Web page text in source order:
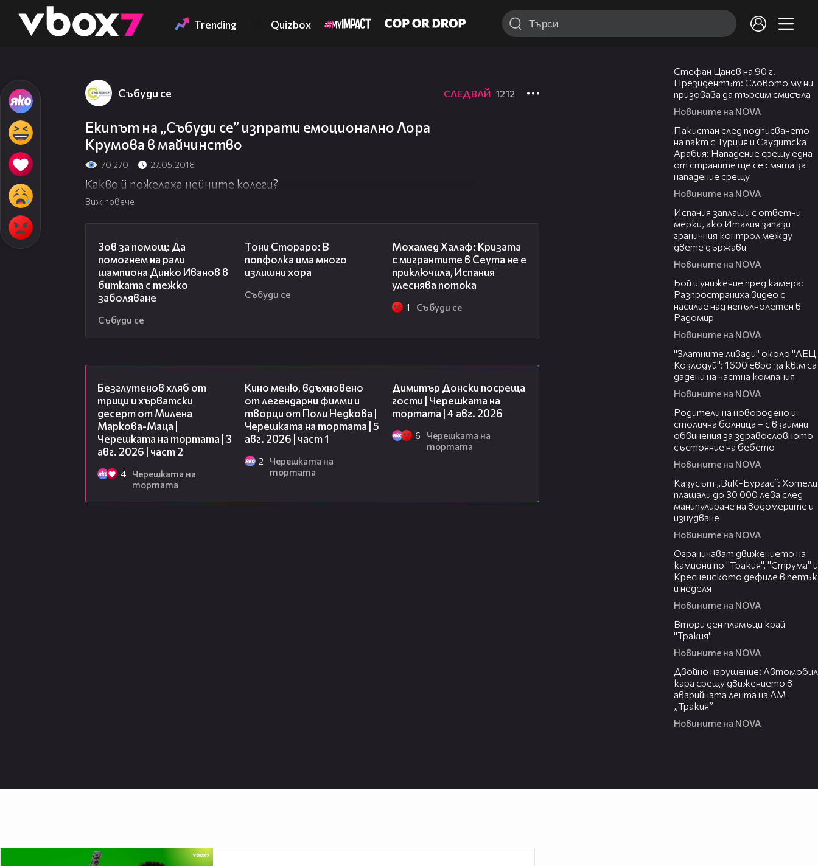
👾 Trending Quizbox
Събуди се СЛЕДВАЙ 1212
Екипът на „Събуди се” изпрати емоционално Лора
Крумова в майчинство
70 270 27.05.2018
Какво й пожелаха нейните колеги?
Виж повече
Зов за помощ: Да
помогнем на рали
шампиона Динко Иванов в
битката с тежко
заболяване
Събуди се
Тони Стораро: В
попфолка има много
излишни хора
Събуди се
Мохамед Халаф: Кризата
с мигрантите в Сеута не е
приключила, Испания
улеснява потока
1 Събуди се
Безглутенов хляб от
трици и хърватски
десерт от Милена
Маркова-Маца |
Черешката на тортата | 3
авг. 2026 | част 2
4
Черешката на
тортата
Кино меню, вдъхновено
от легендарни филми и
творци от Поли Недкова |
Черешката на тортата | 5
авг. 2026 | част 1
2
Черешката на
тортата
Димитър Донски посреща
гости | Черешката на
тортата | 4 авг. 2026
6
Черешката на
тортата
Стефан Цанев на 90 г.
Президентът: Словото му ни
призовава да търсим смисъла
Новините на NOVA
Пакистан след подписването
на пакт с Турция и Саудитска
Арабия: Нападение срещу една
от страните ще се смята за
нападение срещу
Новините на NOVA
Испания заплаши с ответни
мерки, ако Италия запази
граничния контрол между
двете държави
Новините на NOVA
Бой и унижение пред камера:
Разпространиха видео с
насилие над непълнолетен в
Радомир
Новините на NOVA
"Златните ливади" около "АЕЦ
Козлодуй": 1600 евро за кв.м са
дадени на частна компания
Новините на NOVA
Родители на новородено и
столична болница – с взаимни
обвинения за здравословното
състояние на бебето
Новините на NOVA
Казусът „ВиК-Бургас“: Хотели
плащали до 30 000 лева след
манипулиране на водомерите и
изнудване
Новините на NOVA
Ограничават движението на
камиони по "Тракия", "Струма" и
Кресненското дефиле в петък
и неделя
Новините на NOVA
Втори ден пламъци край
"Тракия"
Новините на NOVA
Двойно нарушение: Автомобил
кара срещу движението в
аварийната лента на АМ
„Тракия”
Новините на NOVA